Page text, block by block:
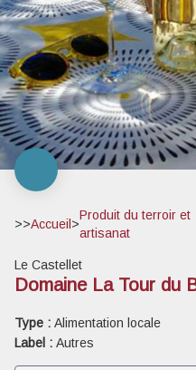
>>Accueil >
Produit du terroir et
artisanat
Le Castellet
Domaine La Tour du
Type : Alimentation locale
Label : Autres